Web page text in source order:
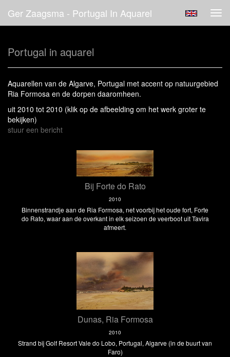
Ger Zaagsma - Portugal In Aquarel
Portugal in aquarel
Aquarellen van de Algarve, Portugal met accent op natuurgebied
Ria Formosa en de dorpen daaromheen.
uit 2010 tot 2010 (klik op de afbeelding om het werk groter te
bekijken)
stuur een bericht
Bij Forte do Rato
2010
Binnenstrandje aan de Ria Formosa, net voorbij het oude fort, Forte
do Rato, waar aan de overkant in elk seizoen de veerboot uit Tavira
afmeert.
Dunas, Ria Formosa
2010
Strand bij Golf Resort Vale do Lobo, Portugal, Algarve (in de buurt van
Faro)